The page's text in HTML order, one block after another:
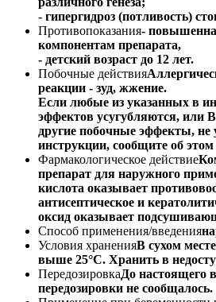
- гипергидроз (потливость)
Противопоказания-
компонентам препарата,
- детский возраст до 12 лет.
Побочные действия
реакции - зуд, жжение.
Если любые из указанных в
эффектов усугубляются, или
другие побочные эффекты, не
инструкции, сообщите об этом
Фармакологическое действие
препарат для наружного
кислота оказывает
антисептическое и
оксид оказывает
Способ применения/введения
Условия храненияВ сухом
выше 25°С. Хранить в
ПередозировкаДо настоящего
передозировки не сообщалось.